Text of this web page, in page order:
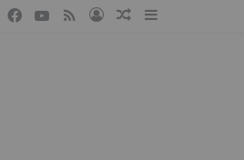
Sidebar
Losowy
Zaloguj
RSS
YouTube
Facebook